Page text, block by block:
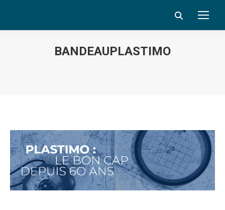
Search:
BANDEAUPLASTIMO